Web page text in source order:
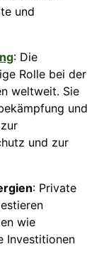
und
: Die
Rolle bei der
weltweit. Sie
und
und zur
: Private
wie
Investitionen